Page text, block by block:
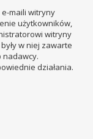
e-maili witryny
użytkowników,
witryny
w niej zawarte
nadawcy.
działania.